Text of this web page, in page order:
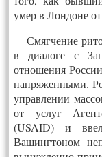
умер в Лондоне
Смягчение
в диалоге с
отношения
напряженными.
управлении
от услуг
(USAID) и
Вашингтоном